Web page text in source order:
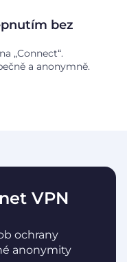
bez
„Connect“.
a anonymně.
VPN
ochrany
anonymity